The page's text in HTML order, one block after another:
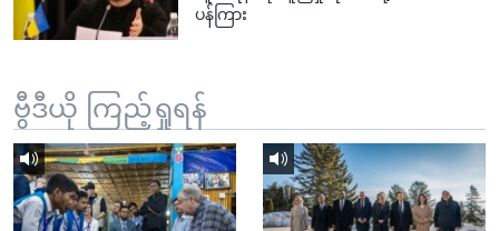
ပန်ကြား
ဗွီဒီယို ကြည့်ရှုရန်